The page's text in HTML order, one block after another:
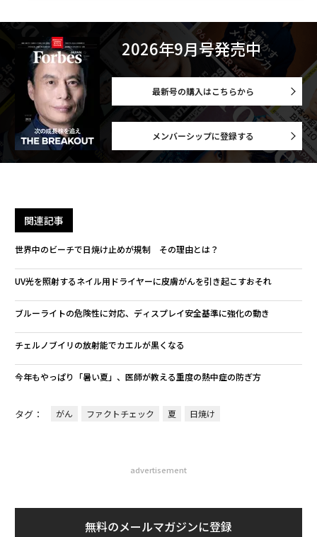
2026年9月号発売中
最新号の購入はこちらから
メンバーシップに登録する
関連記事
世界中のビーチで日焼け止めが規制 その理由とは？
UV光を照射するネイル用ドライヤーに皮膚がんを引き起こすおそれ
ブルーライトの危険性に対応、ディスプレイ安全基準に強化の動き
チェルノブイリの放射能でカエルが黒くなる
今年もやっぱり「暑い夏」、医師が教える重度の熱中症の防ぎ方
タグ： がん ファクトチェック 夏 日焼け
advertisement
無料のメールマガジンに登録